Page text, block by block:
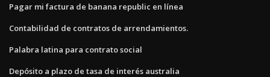
Pagar mi factura de banana republic en línea
Contabilidad de contratos de arrendamientos.
Palabra latina para contrato social
Depósito a plazo de tasa de interés australia